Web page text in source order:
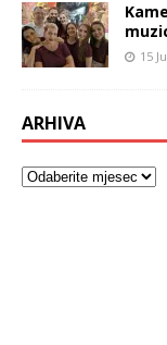
15
ARHIVA